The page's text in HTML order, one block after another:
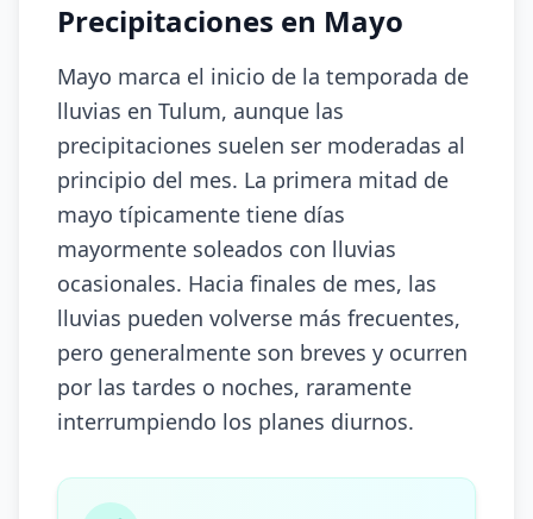
Precipitaciones en Mayo
Mayo marca el inicio de la temporada de
lluvias en Tulum, aunque las
precipitaciones suelen ser moderadas al
principio del mes. La primera mitad de
mayo típicamente tiene días
mayormente soleados con lluvias
ocasionales. Hacia finales de mes, las
lluvias pueden volverse más frecuentes,
pero generalmente son breves y ocurren
por las tardes o noches, raramente
interrumpiendo los planes diurnos.